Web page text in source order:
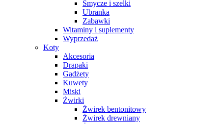
Smycze i szelki
Ubranka
Zabawki
Witaminy i suplementy
Wyprzedaż
Koty
Akcesoria
Drapaki
Gadżety
Kuwety
Miski
Żwirki
Żwirek bentonitowy
Żwirek drewniany